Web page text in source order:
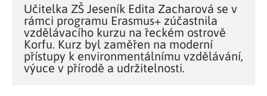
Učitelka ZŠ Jeseník Edita Zacharová se v
rámci programu Erasmus+ zúčastnila
vzdělávacího kurzu na řeckém ostrově
Korfu. Kurz byl zaměřen na moderní
přístupy k environmentálnímu vzdělávání,
výuce v přírodě a udržitelnosti.